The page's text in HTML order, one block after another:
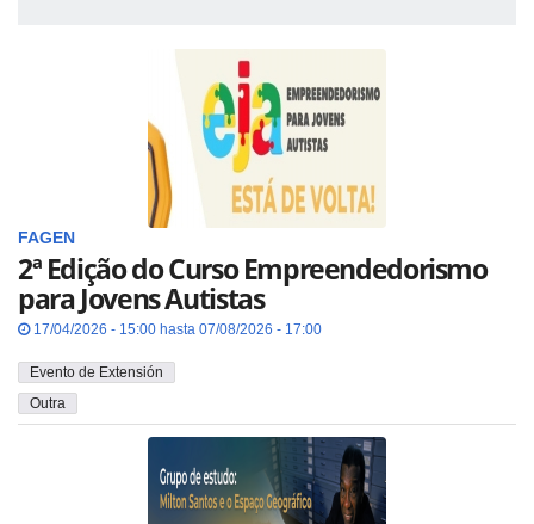
FAGEN
2ª Edição do Curso Empreendedorismo
para Jovens Autistas
17/04/2026 - 15:00 hasta 07/08/2026 - 17:00
Evento de Extensión
Outra